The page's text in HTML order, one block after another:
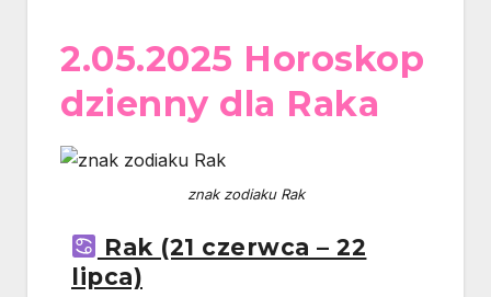
2.05.2025 Horoskop
dzienny dla Raka
znak zodiaku Rak
Rak (21 czerwca – 22
lipca)